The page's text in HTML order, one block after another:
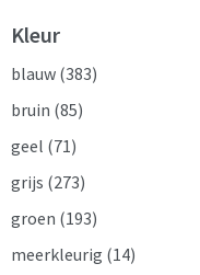
Kleur
blauw (383)
bruin (85)
geel (71)
grijs (273)
groen (193)
meerkleurig (14)